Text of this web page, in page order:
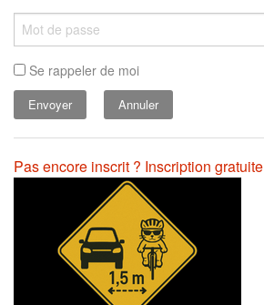
Se rappeler de moi
Annuler
Pas encore inscrit ? Inscription gratuite